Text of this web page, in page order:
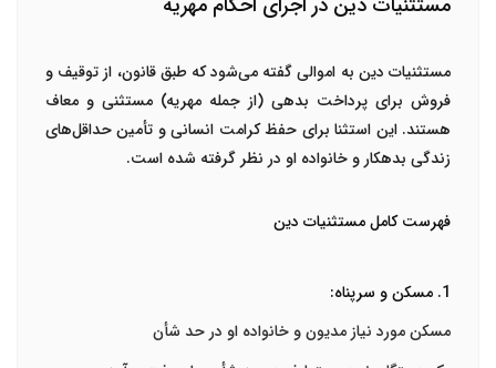
مستثنیات دین به اموالی گفته می‌شود که طبق قانون، از توقیف و
فروش برای پرداخت بدهی (از جمله مهریه) مستثنی و معاف
هستند. این استثنا برای حفظ کرامت انسانی و تأمین حداقل‌های
زندگی بدهکار و خانواده او در نظر گرفته شده است.
فهرست کامل مستثنیات دین
1. مسکن و سرپناه:
مسکن مورد نیاز مدیون و خانواده او در حد شأن